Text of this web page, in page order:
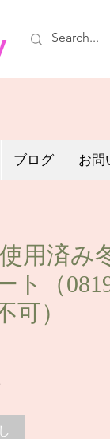
用済み
ト（
可）
ブログ お問